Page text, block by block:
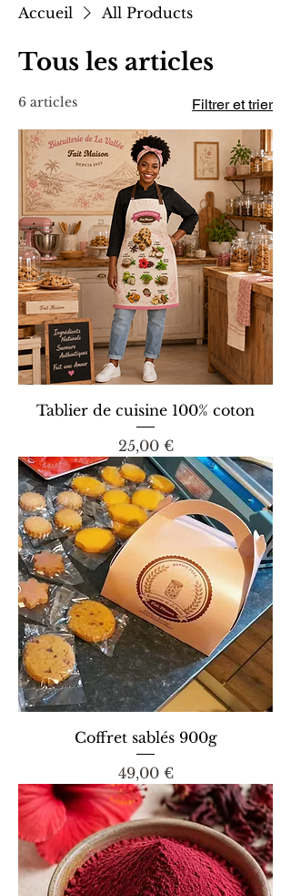
Accueil All Products
Tous les articles
6 articles Filtrer et trier
Tablier de cuisine 100% coton
Prix
25,00 €
Coffret sablés 900g
Prix
49,00 €